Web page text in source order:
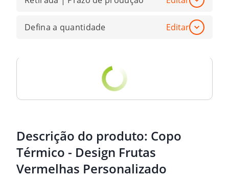
Defina a quantidade Editar
Descrição do produto: Copo
Térmico - Design Frutas
Vermelhas Personalizado